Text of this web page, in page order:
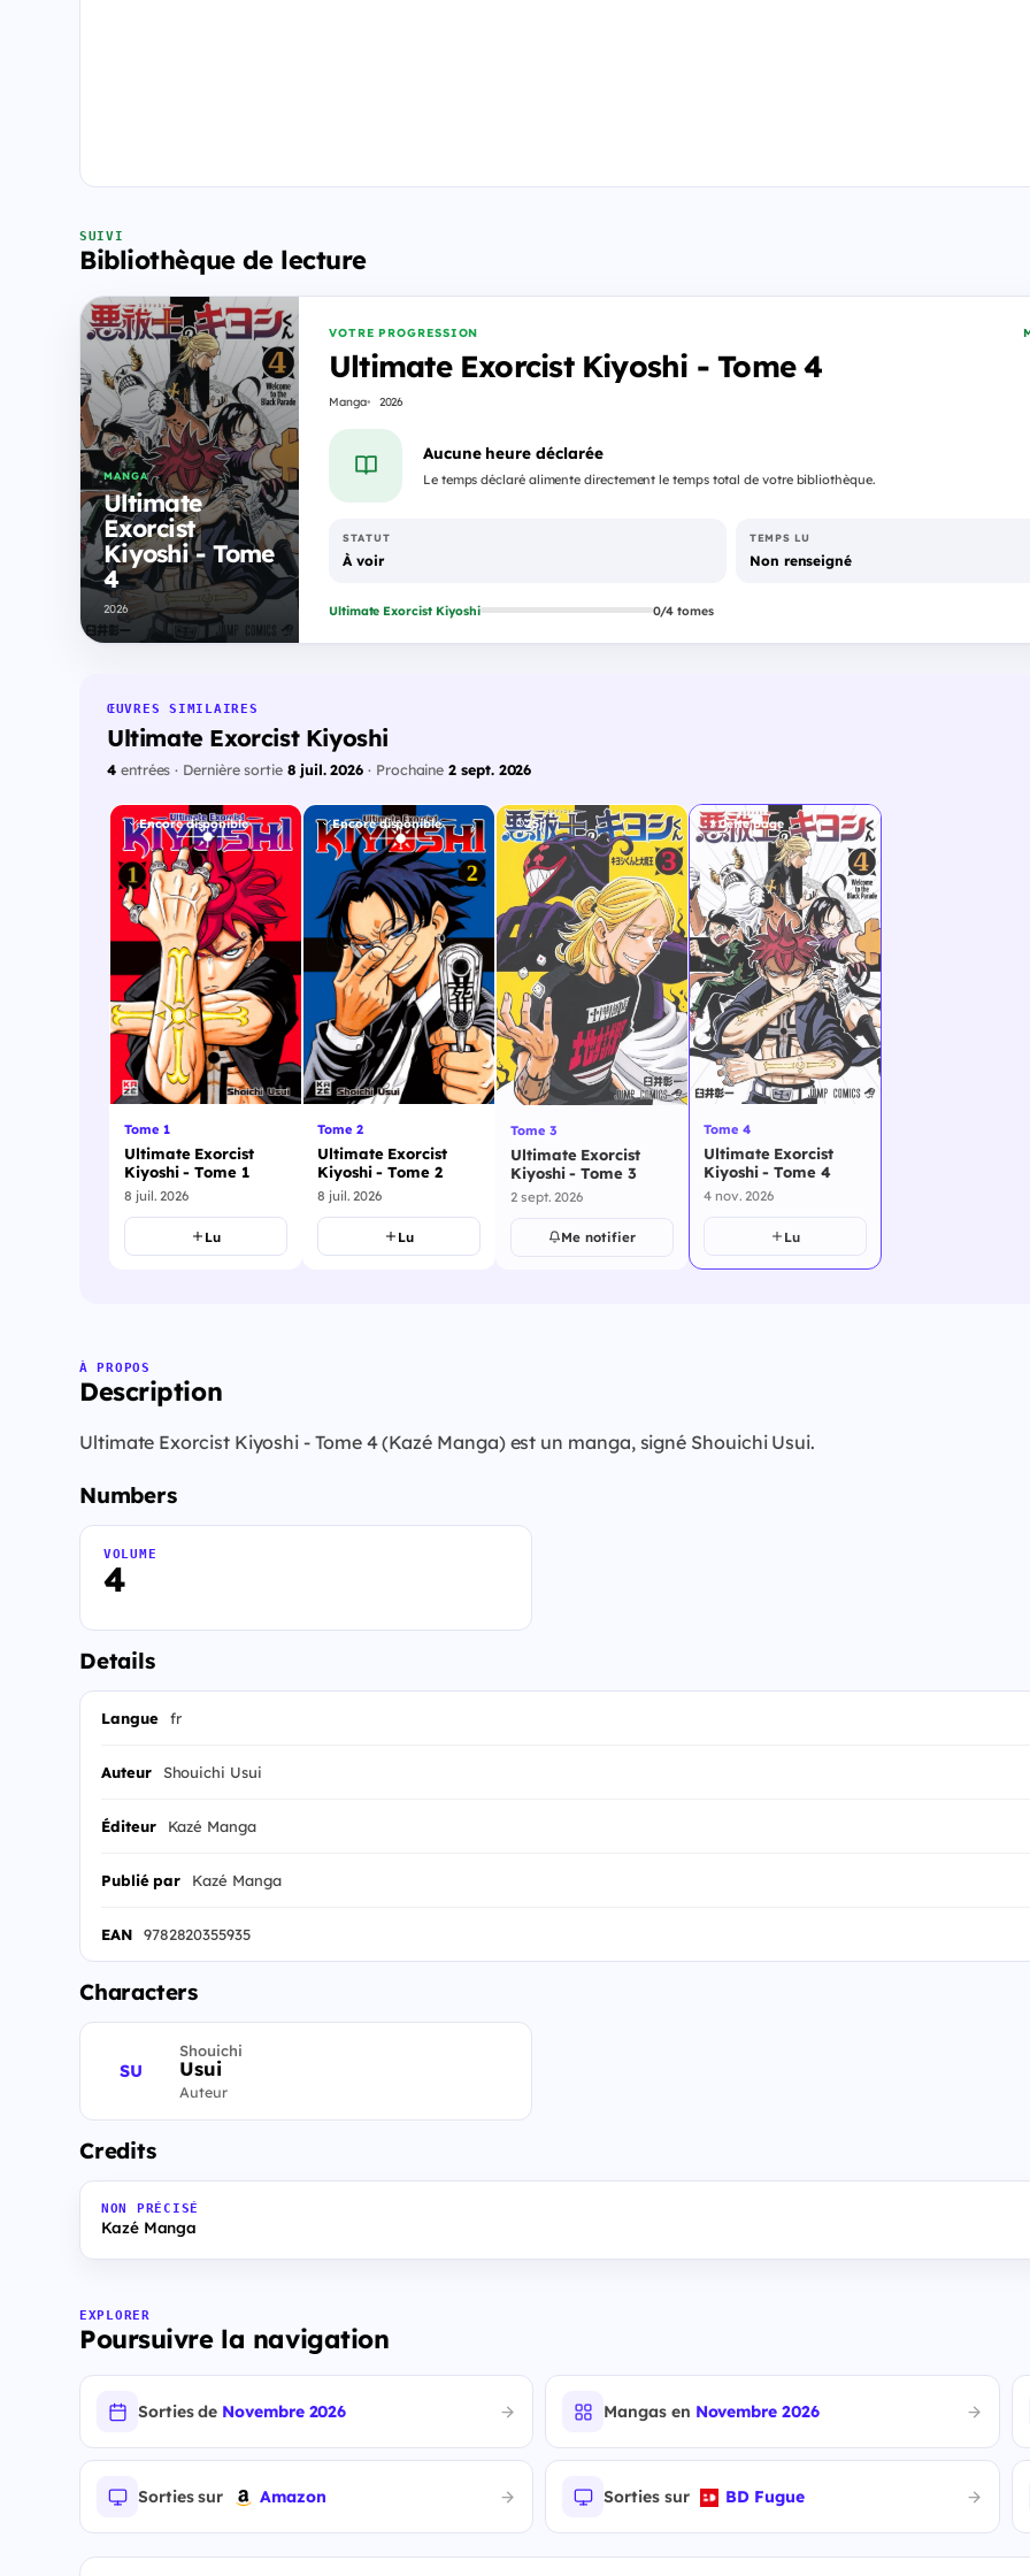
SUIVI
Bibliothèque de lecture
MANGA
Ultimate
Exorcist
Kiyoshi - Tome
4
2026
VOTRE PROGRESSION
Ultimate Exorcist Kiyoshi - Tome 4
Manga 2026
Aucune heure déclarée
Le temps déclaré alimente directement le temps total de votre bibliothèque.
STATUT
À voir
TEMPS LU
Non renseigné
Ultimate Exorcist Kiyoshi 0/4 tomes
ŒUVRES SIMILAIRES
Ultimate Exorcist Kiyoshi
4entrées · Dernière sortie 8 juil. 2026 · Prochaine2 sept. 2026
Encore disponible
Tome 1
Ultimate Exorcist
Kiyoshi - Tome 1
8 juil. 2026
Lu
Encore disponible
Tome 2
Ultimate Exorcist
Kiyoshi - Tome 2
8 juil. 2026
Lu
25j
Tome 3
Ultimate Exorcist
Kiyoshi - Tome 3
2 sept. 2026
Me notifier
Cette page
Tome 4
Ultimate Exorcist
Kiyoshi - Tome 4
4 nov. 2026
Lu
À PROPOS
Description
Ultimate Exorcist Kiyoshi - Tome 4 (Kazé Manga) est un manga, signé Shouichi Usui.
Numbers
4
VOLUME
Details
Langue fr
Auteur Shouichi Usui
Éditeur Kazé Manga
Publié par Kazé Manga
EAN 9782820355935
Characters
SU
Shouichi
Usui
Auteur
Credits
NON PRÉCISÉ
Kazé Manga
EXPLORER
Poursuivre la navigation
Sorties de Novembre 2026 Mangas en Novembre 2026
Sorties sur Amazon Sorties sur BD Fugue